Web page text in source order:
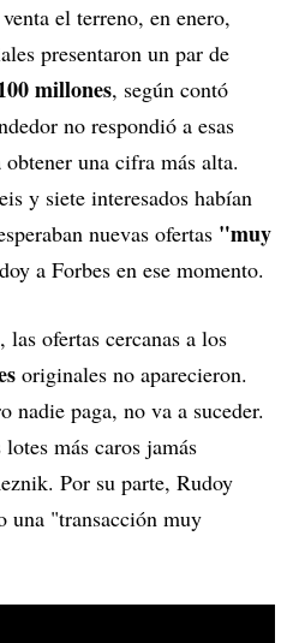
el terreno, en enero,
presentaron un par de
millones, según contó
no respondió a esas
obtener una cifra más alta.
y siete interesados habían
nuevas ofertas "muy
a Forbes en ese momento.
las ofertas cercanas a los
originales no aparecieron.
nadie paga, no va a suceder.
más caros jamás
Por su parte, Rudoy
una "transacción muy